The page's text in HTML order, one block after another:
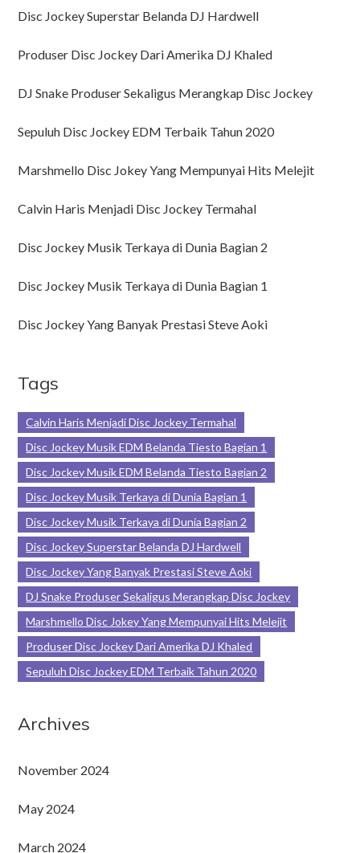
Disc Jockey Superstar Belanda DJ Hardwell
Produser Disc Jockey Dari Amerika DJ Khaled
DJ Snake Produser Sekaligus Merangkap Disc Jockey
Sepuluh Disc Jockey EDM Terbaik Tahun 2020
Marshmello Disc Jokey Yang Mempunyai Hits Melejit
Calvin Haris Menjadi Disc Jockey Termahal
Disc Jockey Musik Terkaya di Dunia Bagian 2
Disc Jockey Musik Terkaya di Dunia Bagian 1
Disc Jockey Yang Banyak Prestasi Steve Aoki
Tags
Calvin Haris Menjadi Disc Jockey Termahal
Disc Jockey Musik EDM Belanda Tiesto Bagian 1
Disc Jockey Musik EDM Belanda Tiesto Bagian 2
Disc Jockey Musik Terkaya di Dunia Bagian 1
Disc Jockey Musik Terkaya di Dunia Bagian 2
Disc Jockey Superstar Belanda DJ Hardwell
Disc Jockey Yang Banyak Prestasi Steve Aoki
DJ Snake Produser Sekaligus Merangkap Disc Jockey
Marshmello Disc Jokey Yang Mempunyai Hits Melejit
Produser Disc Jockey Dari Amerika DJ Khaled
Sepuluh Disc Jockey EDM Terbaik Tahun 2020
Archives
November 2024
May 2024
March 2024